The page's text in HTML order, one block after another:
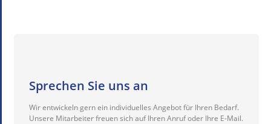
Sprechen Sie uns an
Wir entwickeln gern ein individuelles Angebot für Ihren Bedarf.
Unsere Mitarbeiter freuen sich auf Ihren Anruf oder Ihre E-Mail.